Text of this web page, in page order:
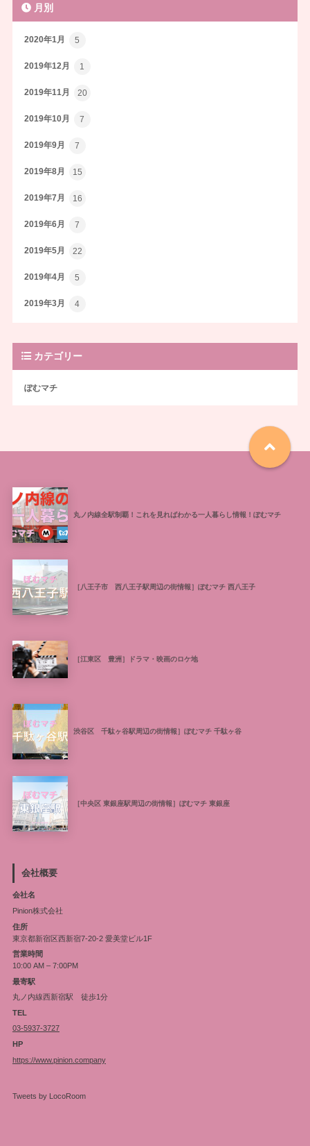
月別
2020年1月 5
2019年12月 1
2019年11月 20
2019年10月 7
2019年9月 7
2019年8月 15
2019年7月 16
2019年6月 7
2019年5月 22
2019年4月 5
2019年3月 4
カテゴリー
ぽむマチ
丸ノ内線全駅制覇！これを見ればわかる一人暮らし情報！ぽむマチ
［八王子市 西八王子駅周辺の街情報］ぽむマチ 西八王子
［江東区 豊洲］ドラマ・映画のロケ地
渋谷区 千駄ヶ谷駅周辺の街情報］ぽむマチ 千駄ヶ谷
［中央区 東銀座駅周辺の街情報］ぽむマチ 東銀座
会社概要
会社名
Pinion株式会社
住所
東京都新宿区西新宿7-20-2 愛美堂ビル1F
営業時間
10:00 AM – 7:00PM
最寄駅
丸ノ内線西新宿駅 徒歩1分
TEL
03-5937-3727
HP
https://www.pinion.company
Tweets by LocoRoom